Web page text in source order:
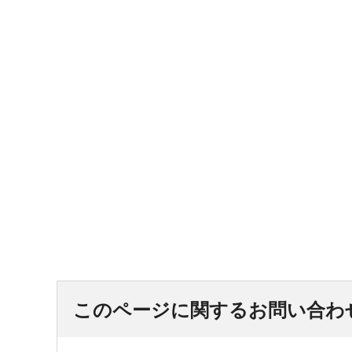
このページに関するお問い合わ